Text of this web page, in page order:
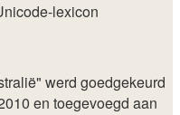
lexicon
werd goedgekeurd
en toegevoegd aan